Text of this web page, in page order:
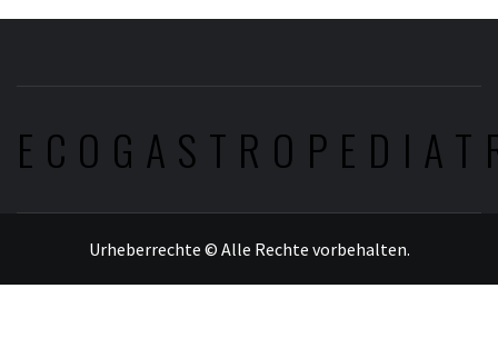
Urheberrechte © Alle Rechte vorbehalten.